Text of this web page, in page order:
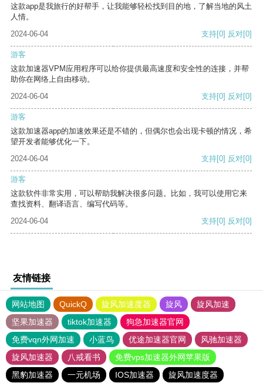
这款app是我旅行的好帮手，让我能够轻松找到目的地，了解当地的风土
人情。
2024-06-04
支持[0] 反对[0]
游客
这款加速器VPM应用程序可以给你提供最高速度和安全性的连接，并帮
助你在网络上自由移动。
2024-06-04
支持[0] 反对[0]
游客
这款加速器app的加速效果还是不错的，但偶尔也会出现卡顿的情况，希
望开发者能够优化一下。
2024-06-04
支持[0] 反对[0]
游客
这款软件非常实用，可以帮助我解决很多问题。比如，我可以使用它来
查找资料、翻译语言、编写代码等。
2024-06-04
支持[0] 反对[0]
友情链接
网站地图 QuickQ 旋风加速度器 旋风
旋风加速
坚果加速器
tiktok加速器
狗急加速器官网
免费vqn外网加速
小蓝鸟 优途加速器官网
风驰加速器
旋风加速器
八戒看书
免费vps加速器外网苹果版
黑豹加速器
一元机场 IOS加速器 旋风加速度器